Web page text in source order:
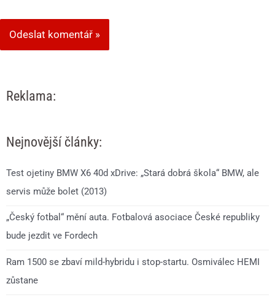
Reklama:
Nejnovější články:
Test ojetiny BMW X6 40d xDrive: „Stará dobrá škola“ BMW, ale
servis může bolet (2013)
„Český fotbal“ mění auta. Fotbalová asociace České republiky
bude jezdit ve Fordech
Ram 1500 se zbaví mild-hybridu i stop-startu. Osmiválec HEMI
zůstane